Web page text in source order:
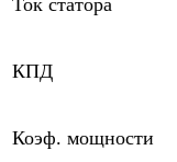
Ток статора
КПД
Коэф. мощности